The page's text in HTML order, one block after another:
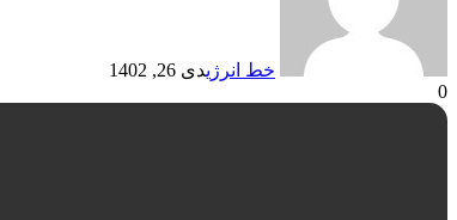
خط انرژیدی 26, 1402
0